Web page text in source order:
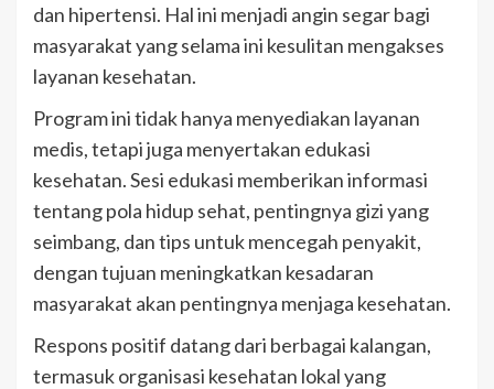
dan hipertensi. Hal ini menjadi angin segar bagi
masyarakat yang selama ini kesulitan mengakses
layanan kesehatan.
Program ini tidak hanya menyediakan layanan
medis, tetapi juga menyertakan edukasi
kesehatan. Sesi edukasi memberikan informasi
tentang pola hidup sehat, pentingnya gizi yang
seimbang, dan tips untuk mencegah penyakit,
dengan tujuan meningkatkan kesadaran
masyarakat akan pentingnya menjaga kesehatan.
Respons positif datang dari berbagai kalangan,
termasuk organisasi kesehatan lokal yang